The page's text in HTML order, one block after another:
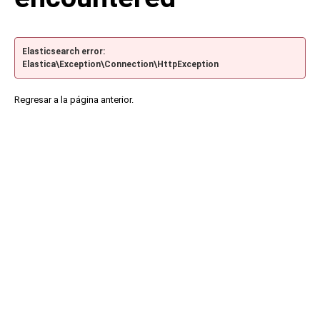
Elasticsearch error:
Elastica\Exception\Connection\HttpException
Regresar a la página anterior.